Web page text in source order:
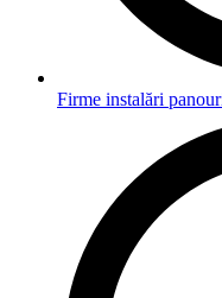
Firme instalări